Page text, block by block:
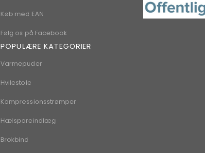
Køb med EAN
Følg os på Facebook
POPULÆRE KATEGORIER
Varmepuder
Hvilestole
Kompressionsstrømper
Hælsporeindlæg
Brokbind